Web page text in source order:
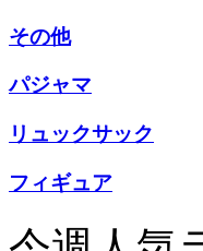
その他
パジャマ
リュックサック
フィギュア